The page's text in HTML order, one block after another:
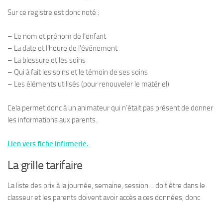
Sur ce registre est donc noté :
– Le nom et prénom de l’enfant
– La date et l’heure de l’événement
– La blessure et les soins
– Qui à fait les soins et le témoin de ses soins
– Les éléments utilisés (pour renouveler le matériel)
Cela permet donc à un animateur qui n’était pas présent de donner
les informations aux parents.
Lien vers fiche infirmerie.
La grille tarifaire
La liste des prix à la journée, semaine, session… doit être dans le
classeur et les parents doivent avoir accès a ces données, donc